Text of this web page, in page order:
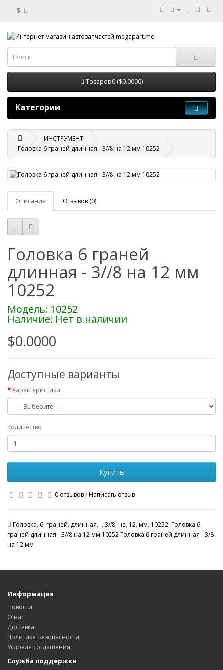
$
Товаров 0 ($0.0000)
Категории
ИНСТРУМЕНТ
Головка 6 граней длинная - 3//8 на 12 мм 10252
Описание Отзывов (0)
Головка 6 граней
длинная - 3//8 на 12 мм
10252
Модель: 10252
Наличие: Нет в наличии
$0.0000
Доступные варианты
Характеристики
Количество
Купить
0 отзывов/Написать отзыв
Головка, 6, граней, длинная, -, 3//8, на, 12, мм, 10252, Головка 6
граней длинная - 3//8 на 12 мм 10252 Головка 6 граней длинная - 3/8
на 12 мм
Информация
Новости
О нас
Доставка
Политика Безопасности
Условия соглашения
Служба поддержки